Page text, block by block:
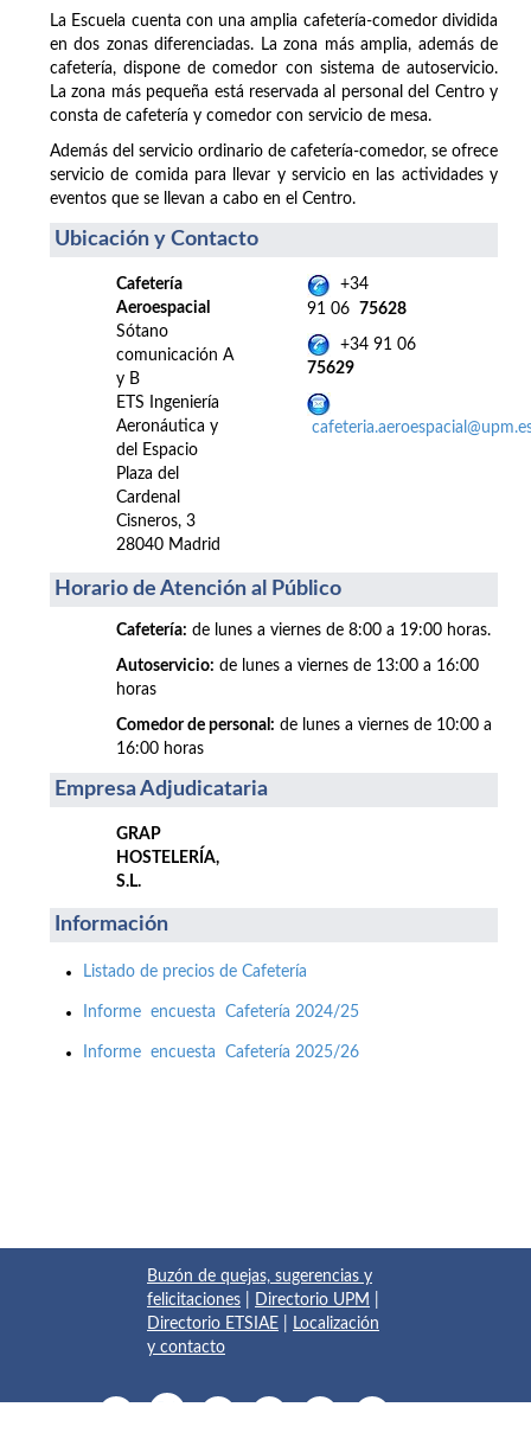
La Escuela cuenta con una amplia cafetería-comedor dividida
en dos zonas diferenciadas. La zona más amplia, además de
cafetería, dispone de comedor con sistema de autoservicio.
La zona más pequeña está reservada al personal del Centro y
consta de cafetería y comedor con servicio de mesa.
Además del servicio ordinario de cafetería-comedor, se ofrece
servicio de comida para llevar y servicio en las actividades y
eventos que se llevan a cabo en el Centro.
Ubicación y Contacto
Cafetería
Aeroespacial
Sótano
comunicación A
y B
ETS Ingeniería
Aeronáutica y
del Espacio
Plaza del
Cardenal
Cisneros, 3
28040 Madrid
+34
91 06 75628
+34 91 06
75629
Horario de Atención al Público
Cafetería: de lunes a viernes de 8:00 a 19:00 horas.
Autoservicio: de lunes a viernes de 13:00 a 16:00
horas
Comedor de personal: de lunes a viernes de 10:00 a
16:00 horas
Empresa Adjudicataria
GRAP
HOSTELERÍA,
S.L.
Información
Listado de precios de Cafetería
Informe encuesta Cafetería 2024/25
Informe encuesta Cafetería 2025/26
Buzón de quejas, sugerencias y
felicitaciones
Directorio UPM
Directorio ETSIAE
Localización
y contacto